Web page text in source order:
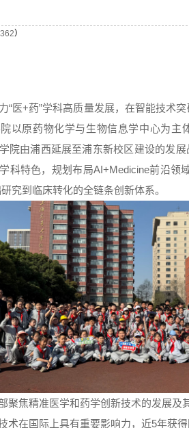
362）
“医+药”学科高质量发展，在智能技术
以原药物化学与生物信息学中心为主
院由浦西延展至浦东新校区建设的发
科特色，规划布局AI+Medicine前沿领
究到临床转化的全链条创新体系。
聚焦精准医学和药学创新技术的发展及
术在国际上具有重要影响力，近5年获